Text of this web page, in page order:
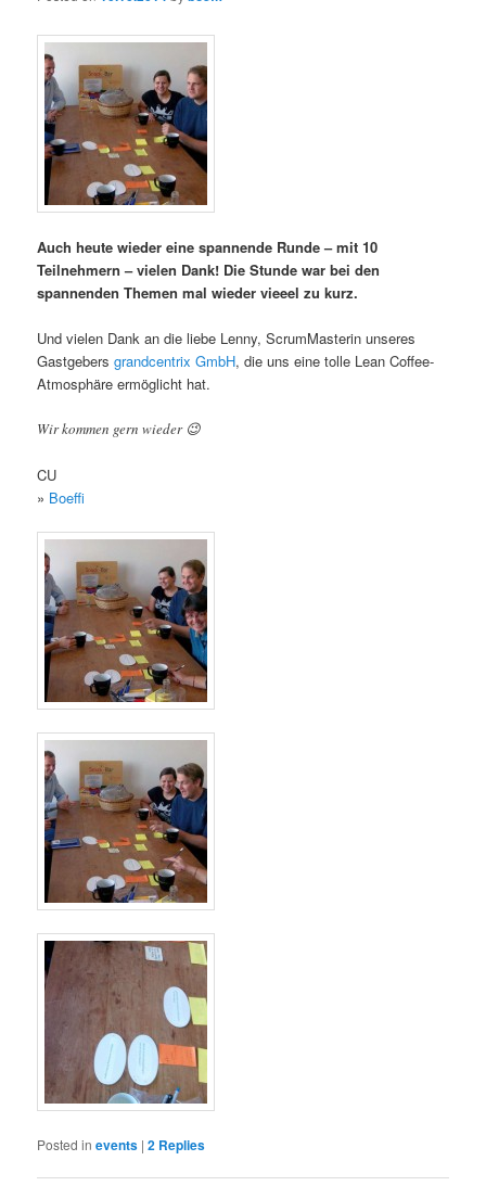
Auch heute wieder eine spannende Runde – mit 10
Teilnehmern – vielen Dank! Die Stunde war bei den
spannenden Themen mal wieder vieeel zu kurz.
Und vielen Dank an die liebe Lenny, ScrumMasterin unseres
Gastgebersgrandcentrix GmbH, die uns eine tolle Lean Coffee-
Atmosphäre ermöglicht hat.
Wir kommen gern wieder 😉
CU
» Boeffi
Posted in events |2 Replies